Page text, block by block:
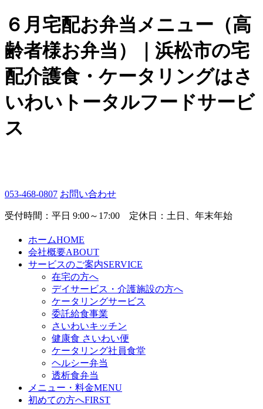
６月宅配お弁当メニュー（高
齢者様お弁当）｜浜松市の宅
配介護食・ケータリングはさ
いわいトータルフードサービ
ス
053-468-0807 お問い合わせ
受付時間：平日 9:00～17:00 定休日：土日、年末年始
ホームHOME
会社概要ABOUT
サービスのご案内SERVICE
在宅の方へ
デイサービス・介護施設の方へ
ケータリングサービス
委託給食事業
さいわいキッチン
健康食 さいわい便
ケータリング社員食堂
ヘルシー弁当
透析食弁当
メニュー・料金MENU
初めての方へFIRST